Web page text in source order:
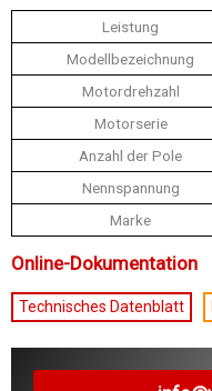
Leistung
Modellbezeichnung
Motordrehzahl
Motorserie
Anzahl der Pole
Nennspannung
Marke
Online-Dokumentation
Technisches Datenblatt